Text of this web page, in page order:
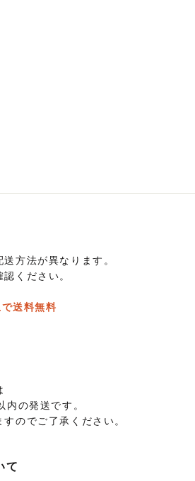
方法が異なります。
認ください。
送料無料
の発送です。
のでご了承ください。
て